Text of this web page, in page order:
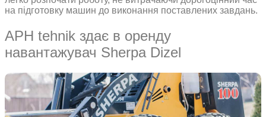
на підготовку машин до виконання поставлених завдань.
APH tehnik здає в оренду
навантажувач Sherpa Dizel